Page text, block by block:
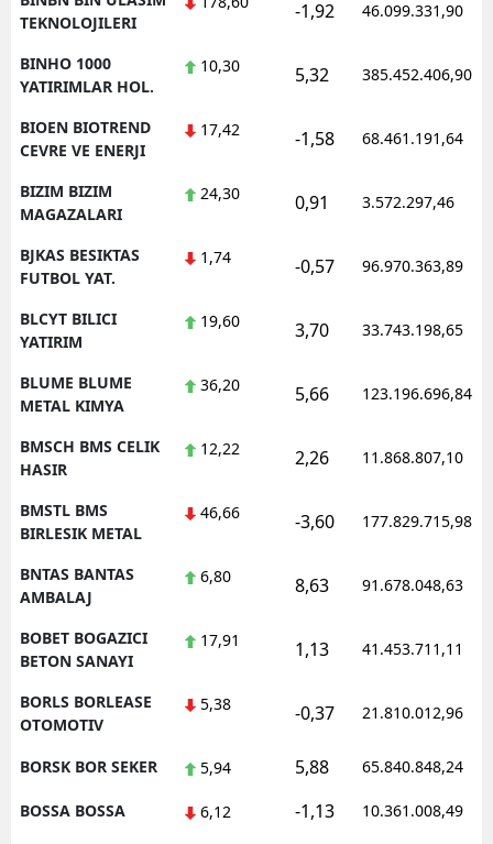
TEKNOLOJILERI
-1,92 46.099.331,90
BINHO 1000
YATIRIMLAR HOL.
10,30 5,32 385.452.406,90
BIOEN BIOTREND
CEVRE VE ENERJI
17,42 -1,58 68.461.191,64
BIZIM BIZIM
MAGAZALARI
24,30 0,91 3.572.297,46
BJKAS BESIKTAS
FUTBOL YAT.
1,74 -0,57 96.970.363,89
BLCYT BILICI
YATIRIM
19,60 3,70 33.743.198,65
BLUME BLUME
METAL KIMYA
36,20 5,66 123.196.696,84
BMSCH BMS CELIK
HASIR
12,22 2,26 11.868.807,10
BMSTL BMS
BIRLESIK METAL
46,66 -3,60 177.829.715,98
BNTAS BANTAS
AMBALAJ
6,80 8,63 91.678.048,63
BOBET BOGAZICI
BETON SANAYI
17,91 1,13 41.453.711,11
BORLS BORLEASE
OTOMOTIV
5,38 -0,37 21.810.012,96
BORSK BOR SEKER 5,94 5,88 65.840.848,24
BOSSA BOSSA 6,12 -1,13 10.361.008,49